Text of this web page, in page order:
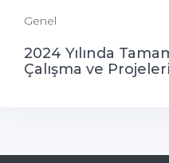
Genel
2024 Yılında
Çalışma ve